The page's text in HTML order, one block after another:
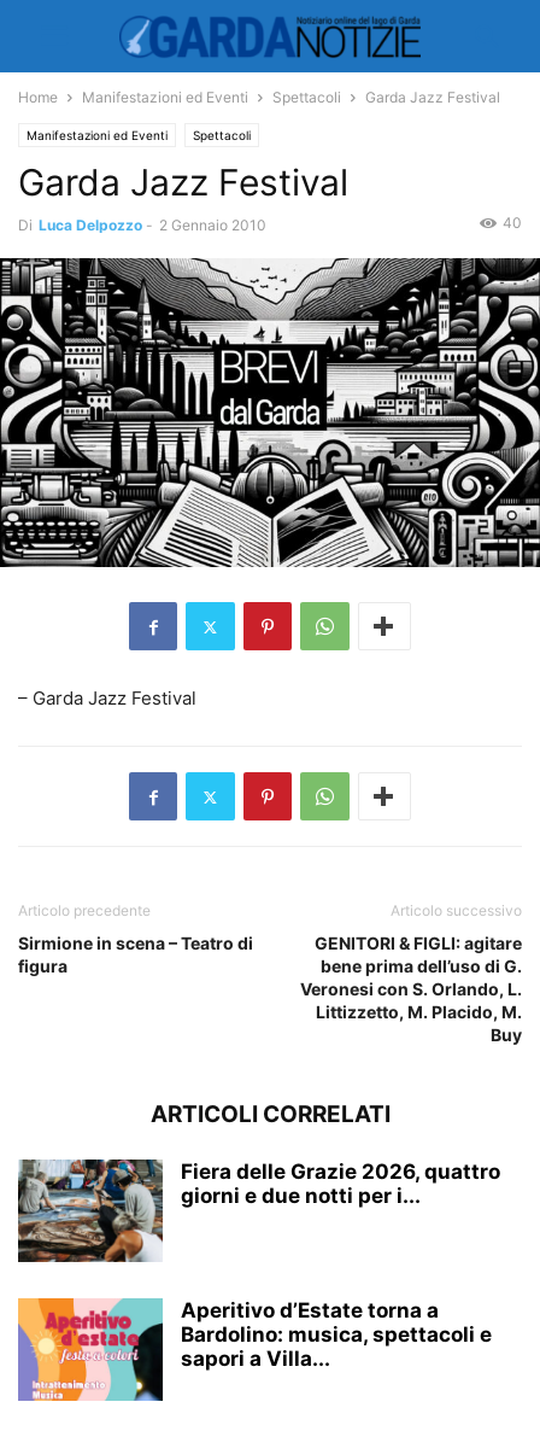
Home Manifestazioni ed Eventi Spettacoli Garda Jazz Festival
Manifestazioni ed Eventi Spettacoli
Garda Jazz Festival
Di Luca Delpozzo - 2 Gennaio 2010 40
– Garda Jazz Festival
Articolo precedente
Sirmione in scena – Teatro di
figura
Articolo successivo
GENITORI & FIGLI: agitare
bene prima dell’uso di G.
Veronesi con S. Orlando, L.
Littizzetto, M. Placido, M.
Buy
ARTICOLI CORRELATI
Fiera delle Grazie 2026, quattro
giorni e due notti per i...
Aperitivo d’Estate torna a
Bardolino: musica, spettacoli e
sapori a Villa...